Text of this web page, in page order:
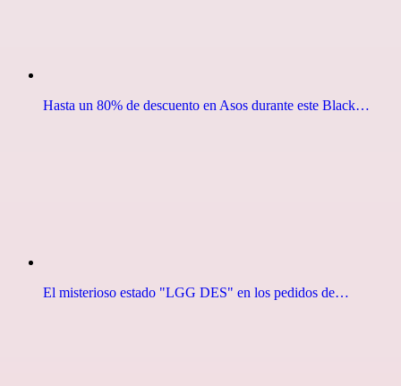
Hasta un 80% de descuento en Asos durante este Black…
El misterioso estado "LGG DES" en los pedidos de…